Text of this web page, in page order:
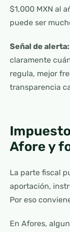
$1,000 MXN al
puede ser
Señal de alerta:
claramente
regula, mejor
transparencia
Afore y
La parte fiscal
aportación,
Por eso
En Afores,